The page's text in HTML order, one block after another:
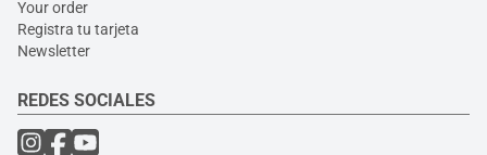
Your order
Registra tu tarjeta
Newsletter
REDES SOCIALES